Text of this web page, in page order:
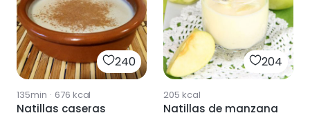
240
135min · 676 kcal
Natillas caseras
204
205 kcal
Natillas de manzana